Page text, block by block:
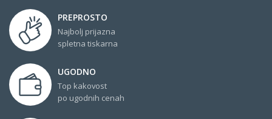
PREPROSTO
Najbolj prijazna
spletna tiskarna
UGODNO
Top kakovost
po ugodnih cenah